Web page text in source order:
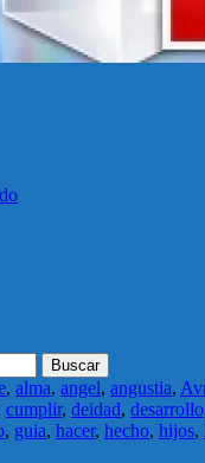
, alma, angel, angustia,
cumplir, deidad, desarrollo
, guia, hacer, hecho, hijos,